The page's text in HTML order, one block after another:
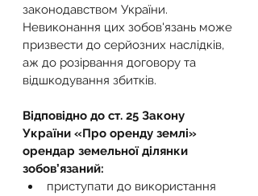
законодавством України.
Невиконання цих зобов'язань може
призвести до серйозних наслідків,
аж до розірвання договору та
відшкодування збитків.
Відповідно до ст. 25 Закону
України «Про оренду землі»
орендар земельної ділянки
зобов’язаний:
приступати до використання